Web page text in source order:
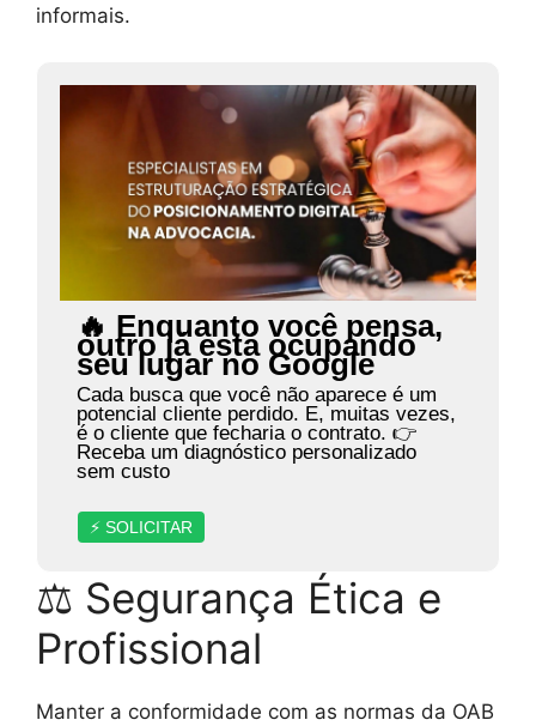
informais.
🔥 Enquanto você pensa,
outro já está ocupando
seu lugar no Google
Cada busca que você não aparece é um
potencial cliente perdido. E, muitas vezes,
é o cliente que fecharia o contrato. 👉
Receba um diagnóstico personalizado
sem custo
⚡ SOLICITAR
⚖ Segurança Ética e
Profissional
Manter a conformidade com as normas da OAB